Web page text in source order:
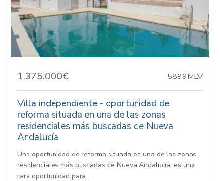
1.375.000€ 5899MLV
Villa independiente - oportunidad de
reforma situada en una de las zonas
residenciales más buscadas de Nueva
Andalucía
Una oportunidad de reforma situada en una de las zonas
residenciales más buscadas de Nueva Andalucía, es una
rara oportunidad para...